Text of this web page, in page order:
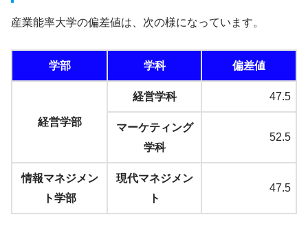
産業能率大学の偏差値は、次の様になっています。
学部 学科 偏差値
経営学部
経営学科 47.5
マーケティング
学科
52.5
情報マネジメン
ト学部
現代マネジメン
ト
47.5